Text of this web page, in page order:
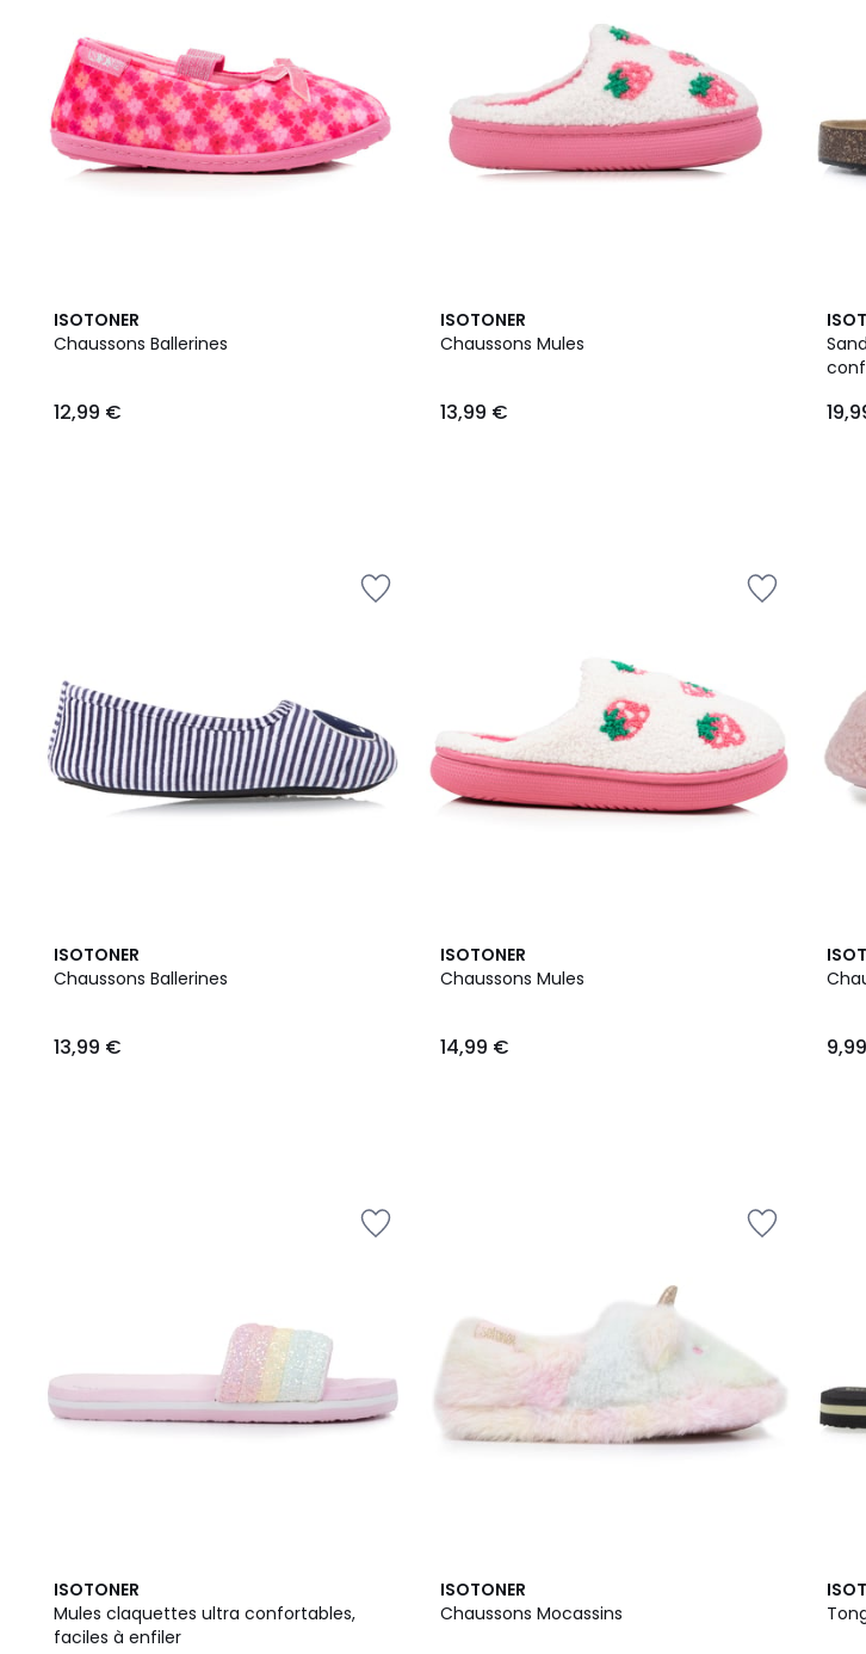
ISOTONER
Chaussons Ballerines
€.
12,99 €
ISOTONER
Chaussons Mules
13,99 €
4
ISOTONER
Chaussons Ballerines
13,99 €
ISOTONER
Chaussons Mules
14,99 €
ISOTONER
Mules claquettes ultra confortables,
faciles à enfiler
2
Couleurs
ISOTONER
Chaussons Mocassins